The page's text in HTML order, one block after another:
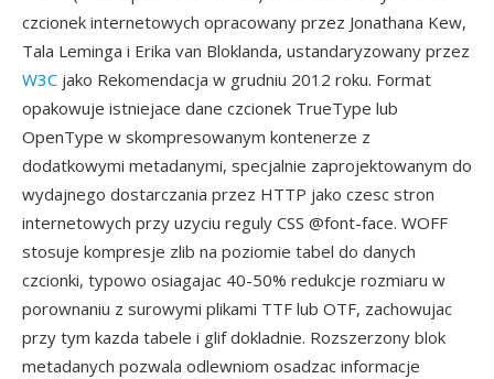
czcionek internetowych opracowany przez Jonathana Kew,
Tala Leminga i Erika van Bloklanda, ustandaryzowany przez
W3C jako Rekomendacja w grudniu 2012 roku. Format
opakowuje istniejace dane czcionek TrueType lub
OpenType w skompresowanym kontenerze z
dodatkowymi metadanymi, specjalnie zaprojektowanym do
wydajnego dostarczania przez HTTP jako czesc stron
internetowych przy uzyciu reguly CSS @font-face. WOFF
stosuje kompresje zlib na poziomie tabel do danych
czcionki, typowo osiagajac 40-50% redukcje rozmiaru w
porownaniu z surowymi plikami TTF lub OTF, zachowujac
przy tym kazda tabele i glif dokladnie. Rozszerzony blok
metadanych pozwala odlewniom osadzac informacje